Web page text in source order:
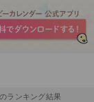
ランキング結果